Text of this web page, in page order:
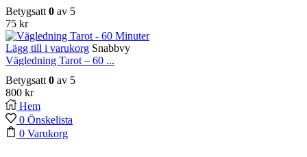
Betygsatt 0 av 5
75 kr
Lägg till i varukorg Snabbvy
Vägledning Tarot – 60 ...
Betygsatt 0 av 5
800 kr
Hem
0 Önskelista
0 Varukorg